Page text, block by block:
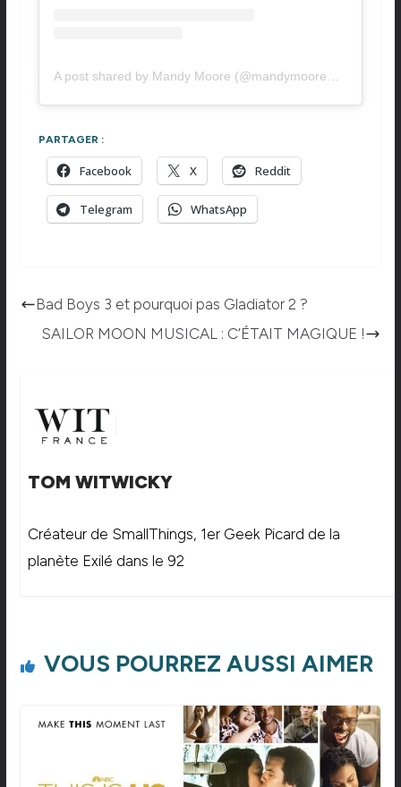
A post shared by Mandy Moore (@mandymooremm)
PARTAGER :
Facebook X Reddit
Telegram WhatsApp
Bad Boys 3 et pourquoi pas Gladiator 2 ?
SAILOR MOON MUSICAL : C’ÉTAIT MAGIQUE !
TOM WITWICKY
Créateur de SmallThings, 1er Geek Picard de la
planète Exilé dans le 92
VOUS POURREZ AUSSI AIMER